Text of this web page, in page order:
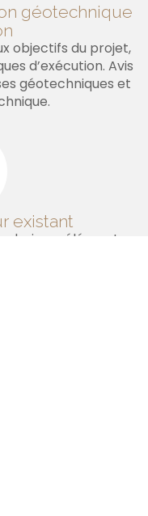
géotechnique
objectifs du projet,
d’exécution. Avis
géotechniques et
existant
plusieurs éléments